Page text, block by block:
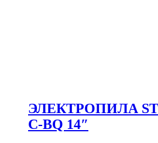
ЭЛЕКТРОПИЛА
C-BQ 14″